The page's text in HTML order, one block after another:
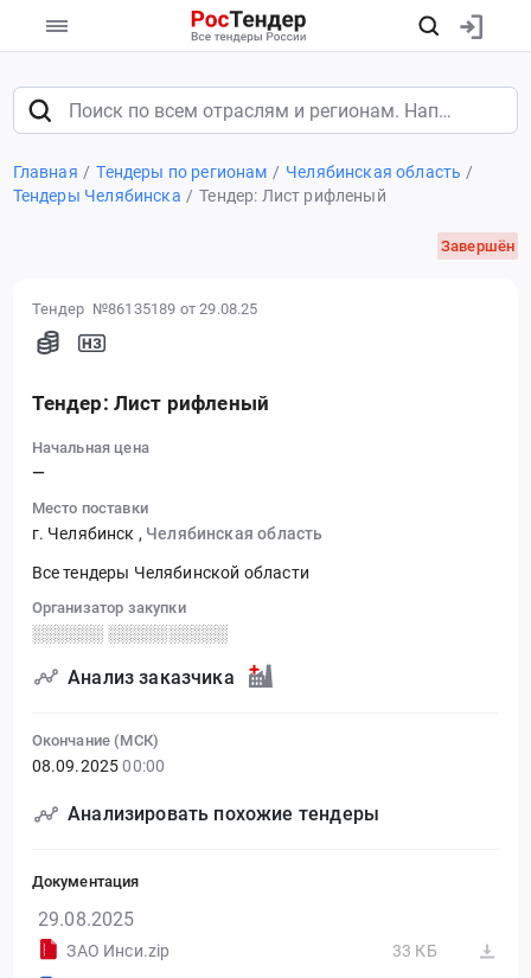
Главная Тендеры по регионам
Челябинская область
Тендеры Челябинска
Тендер: Лист рифленый
Завершён
Тендер №86135189 от 29.08.25
Тендер: Лист рифленый
Начальная цена
—
Место поставки
г. Челябинск , Челябинская область
Все тендеры Челябинской области
Организатор закупки
░░░░░░ ░░░░░░░░░░
Анализ заказчика
Окончание (МСК)
08.09.2025 00:00
Анализировать похожие тендеры
Документация
29.08.2025
ЗАО Инси.zip
33 КБ